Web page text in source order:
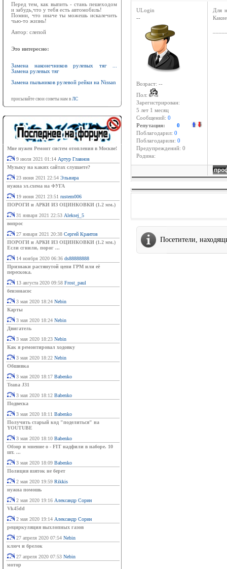
Перед тем, как выпить - стань пешеходом
и забудь,что у тебя есть автомобиль!
Помни, что иначе ты можешь искалечить
чью-то жизнь!
Автор: слепой
Это интересно:
Замена наконечников рулевых тяг ...
Замена рулевых тяг
Замена пыльников рулевой рейки на Nissan
присылайте свои советы нам в ЛС
Мне нужен Ремонт систем отопления в Москве!
9 июля 2021 01:14 Артур Главнов
Музыку на каких сайтах слушаете?
23 июня 2021 22:54 Эльвира
нужна эл.схема на ФУГА
19 июня 2021 23:51 rustem006
ПОРОГИ и АРКИ ИЗ ОЦИНКОВКИ (1.2 мм.)
31 января 2021 22:53 Aleksej_5
вопрос
27 января 2021 20:38 Сергей Крантов
ПОРОГИ и АРКИ ИЗ ОЦИНКОВКИ (1.2 мм.)
Если сгнили, порог ...
14 ноября 2020 06:36 ds88888888
Признаки растянутой цепи ГРМ или её
перескока.
13 августа 2020 09:58 Frost_paul
бензонасос
3 мая 2020 18:24 Nebin
Карты
3 мая 2020 18:24 Nebin
Двигатель
3 мая 2020 18:23 Nebin
Как я ремонтировал ходовку
3 мая 2020 18:22 Nebin
Обшивка
3 мая 2020 18:17 Babenko
Teana J31
3 мая 2020 18:12 Babenko
Подвеска
3 мая 2020 18:11 Babenko
Получить старый код "поделиться" на
YOUTUBE
3 мая 2020 18:10 Babenko
Обзор и мнение о - FIT надфили в наборе. 10
шт. ...
3 мая 2020 18:09 Babenko
Полиция взяток не берет
2 мая 2020 19:59 Rikkis
нужна помошь
2 мая 2020 19:16 Александр Сорин
Vk45dd
2 мая 2020 19:14 Александр Сорин
рециркуляция выхлопных газов
27 апреля 2020 07:54 Nebin
ключ и брелок
27 апреля 2020 07:53 Nebin
мотор
ULogin
--
Возраст: --
Пол:
Зарегистрирован:
5 лет 1 месяц
Сообщений: 0
Репутация: 0
Поблагодарил: 0
Поблагодарили: 0
Предупреждений: 0
Родина:
Для
Посетители,